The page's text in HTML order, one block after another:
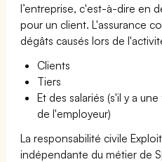
l’entreprise, c'est-à-dire en
pour un client. L'assurance
dégâts causés lors de
Clients
Tiers
Et des salariés (s'il y a
de l'employeur)
La responsabilité civile
indépendante du métier de